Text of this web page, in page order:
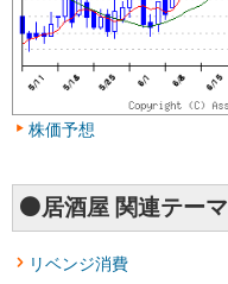
株価予想
⚫居酒屋 関連テーマ
リベンジ消費